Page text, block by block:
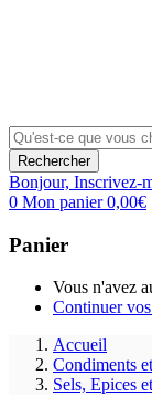
Rechercher
Bonjour, Inscrivez-
0 Mon panier0,00€
Panier
Vous n'avez
Continuer
Accueil
Condiments
Sels, Epices